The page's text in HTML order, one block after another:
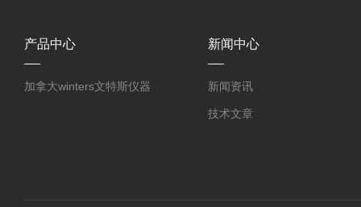
产品中心
加拿大winters文特斯仪器
新闻中心
新闻资讯
技术文章